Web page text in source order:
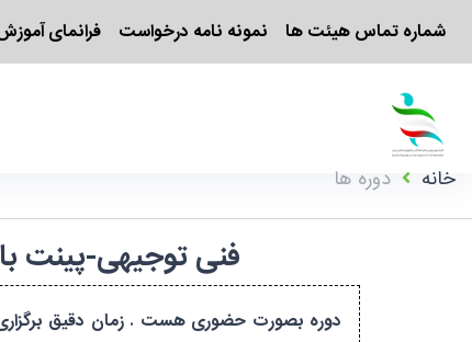
شماره تماس هیئت ها نمونه نامه درخواست فرانمای
خانه دوره ها
فنی توجیهی-پینت بال-تبریز-درجه ۳-آقایان-
دوره بصورت حضوری هست . زمان دقیق